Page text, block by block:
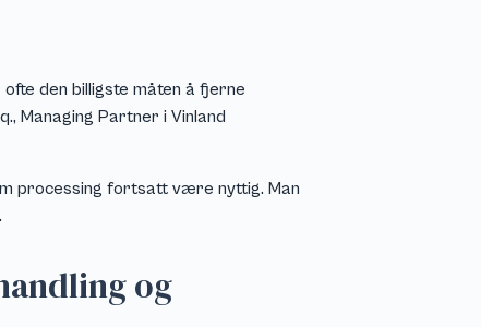
den billigste måten å fjerne
Managing Partner i Vinland
processing fortsatt være nyttig. Man
og